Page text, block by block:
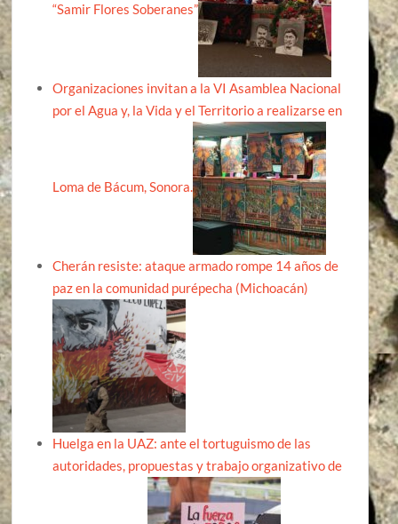
“Samir Flores Soberanes”
Organizaciones invitan a la VI Asamblea Nacional
por el Agua y, la Vida y el Territorio a realizarse en
Loma de Bácum, Sonora.
Cherán resiste: ataque armado rompe 14 años de
paz en la comunidad purépecha (Michoacán)
Huelga en la UAZ: ante el tortuguismo de las
autoridades, propuestas y trabajo organizativo de